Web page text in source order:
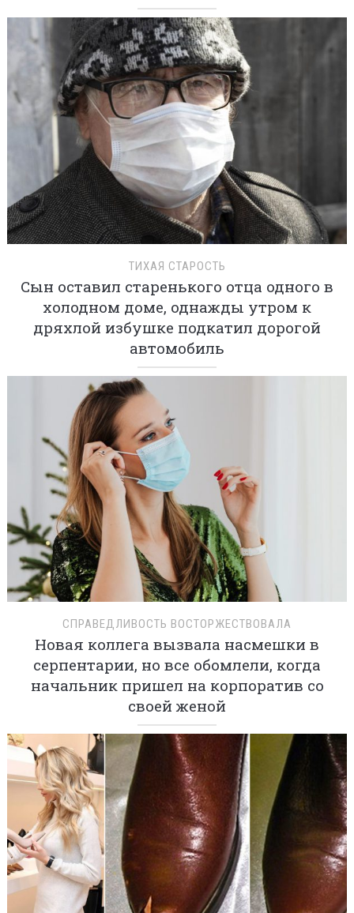
ТИХАЯ СТАРОСТЬ
Сын оставил старенького отца одного в
холодном доме, однажды утром к
дряхлой избушке подкатил дорогой
автомобиль
СПРАВЕДЛИВОСТЬ ВОСТОРЖЕСТВОВАЛА
Новая коллега вызвала насмешки в
серпентарии, но все обомлели, когда
начальник пришел на корпоратив со
своей женой